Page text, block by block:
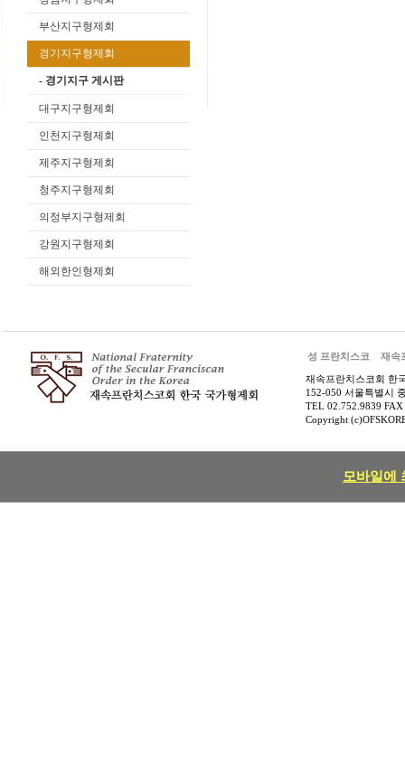
부산지구형제회
경기지구형제회
- 경기지구 게시판
대구지구형제회
인천지구형제회
제주지구형제회
청주지구형제회
의정부지구형제회
강원지구형제회
해외한인형제회
성 프란치스코 재속
재속프란치스코회 한
152-050 서울특별시
TEL 02.752.9839
Copyright
모바일에